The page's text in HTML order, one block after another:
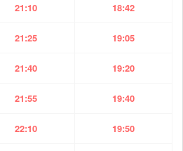
21:10 18:42
21:25 19:05
21:40 19:20
21:55 19:40
22:10 19:50